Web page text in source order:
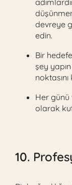
devreye
edin.
Bir
şey
noktasını
Her günü
olarak
10.